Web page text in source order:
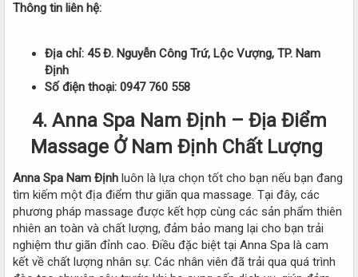
Thông tin liên hệ:
Địa chỉ: 45 Đ. Nguyễn Công Trứ, Lộc Vượng, TP. Nam
Định
Số điện thoại: 0947 760 558
4. Anna Spa Nam Định – Địa Điểm
Massage Ở Nam Định Chất Lượng
Anna Spa Nam Định luôn là lựa chọn tốt cho bạn nếu bạn đang
tìm kiếm một địa điểm thư giãn qua massage. Tại đây, các
phương pháp massage được kết hợp cùng các sản phẩm thiên
nhiên an toàn và chất lượng, đảm bảo mang lại cho bạn trải
nghiệm thư giãn đỉnh cao. Điều đặc biệt tại Anna Spa là cam
kết về chất lượng nhân sự. Các nhân viên đã trải qua quá trình